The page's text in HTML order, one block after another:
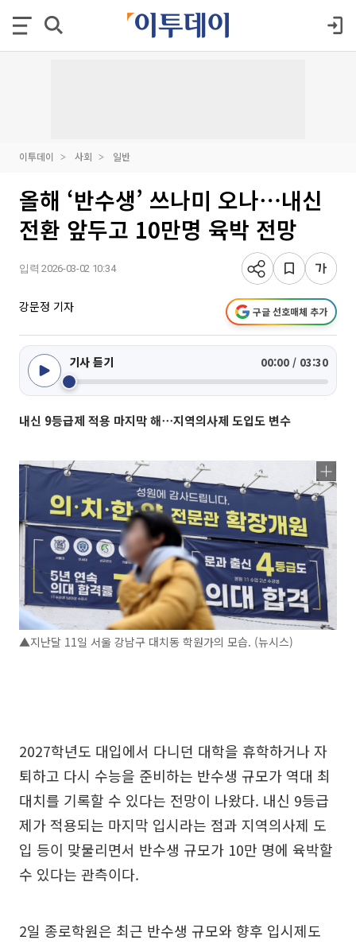
이투데이 사회 일반
올해 ‘반수생’ 쓰나미 오나⋯내신
전환 앞두고 10만명 육박 전망
입력 2026-03-02 10:34
강문정 기자 구글 선호매체 추가
기사 듣기 00:00 / 03:30
내신 9등급제 적용 마지막 해⋯지역의사제 도입도 변수
▲지난달 11일 서울 강남구 대치동 학원가의 모습. (뉴시스)
2027학년도 대입에서 다니던 대학을 휴학하거나 자
퇴하고 다시 수능을 준비하는 반수생 규모가 역대 최
대치를 기록할 수 있다는 전망이 나왔다. 내신 9등급
제가 적용되는 마지막 입시라는 점과 지역의사제 도
입 등이 맞물리면서 반수생 규모가 10만 명에 육박할
수 있다는 관측이다.
2일 종로학원은 최근 반수생 규모와 향후 입시제도